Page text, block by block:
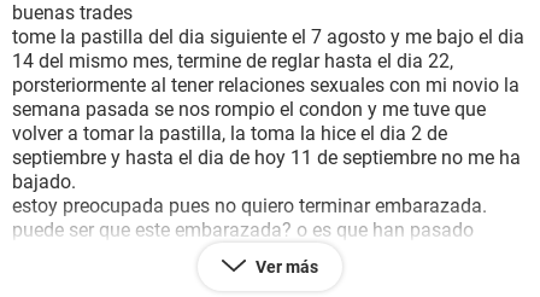
BIENESTAR
SEXUALIDAD
GLOSARIO
buenas trades
tome la pastilla del dia siguiente el 7 agosto y me bajo el dia
14 del mismo mes, termine de reglar hasta el dia 22,
porsteriormente al tener relaciones sexuales con mi novio la
semana pasada se nos rompio el condon y me tuve que
volver a tomar la pastilla, la toma la hice el dia 2 de
septiembre y hasta el dia de hoy 11 de septiembre no me ha
bajado.
estoy preocupada pues no quiero terminar embarazada.
puede ser que este embarazada? o es que han pasado
exactamente once dias desde mi ultima regla y la toma de la
Ver más